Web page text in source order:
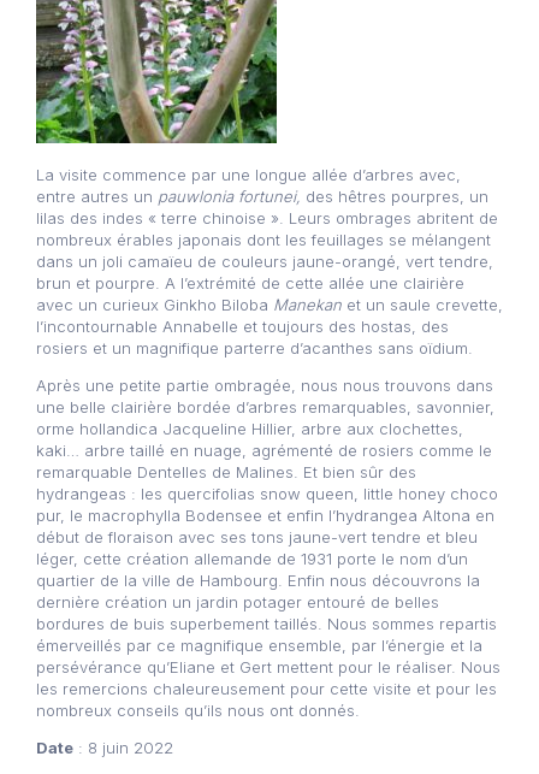
La visite commence par une longue allée d’arbres avec,
entre autres un pauwlonia fortunei, des hêtres pourpres, un
lilas des indes « terre chinoise ». Leurs ombrages abritent de
nombreux érables japonais dont les feuillages se mélangent
dans un joli camaïeu de couleurs jaune-orangé, vert tendre,
brun et pourpre. A l’extrémité de cette allée une clairière
avec un curieux Ginkho Biloba Manekan et un saule crevette,
l’incontournable Annabelle et toujours des hostas, des
rosiers et un magnifique parterre d’acanthes sans oïdium.
Après une petite partie ombragée, nous nous trouvons dans
une belle clairière bordée d’arbres remarquables, savonnier,
orme hollandica Jacqueline Hillier, arbre aux clochettes,
kaki… arbre taillé en nuage, agrémenté de rosiers comme le
remarquable Dentelles de Malines. Et bien sûr des
hydrangeas : les quercifolias snow queen, little honey choco
pur, le macrophylla Bodensee et enfin l’hydrangea Altona en
début de floraison avec ses tons jaune-vert tendre et bleu
léger, cette création allemande de 1931 porte le nom d’un
quartier de la ville de Hambourg. Enfin nous découvrons la
dernière création un jardin potager entouré de belles
bordures de buis superbement taillés. Nous sommes repartis
émerveillés par ce magnifique ensemble, par l’énergie et la
persévérance qu’Eliane et Gert mettent pour le réaliser. Nous
les remercions chaleureusement pour cette visite et pour les
nombreux conseils qu’ils nous ont donnés.
Date : 8 juin 2022